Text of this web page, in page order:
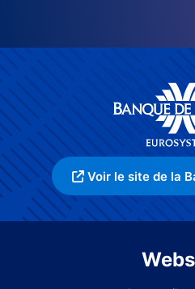
Voir le site de la